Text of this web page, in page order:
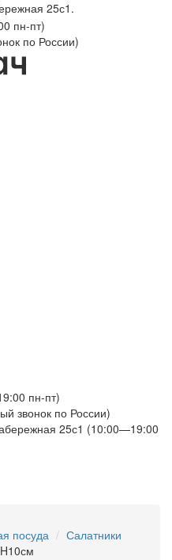
25с1.
пн-пт)
по России)
пн-пт)
звонок по России)
25с1 (10:00—19:00
посуда
Салатники